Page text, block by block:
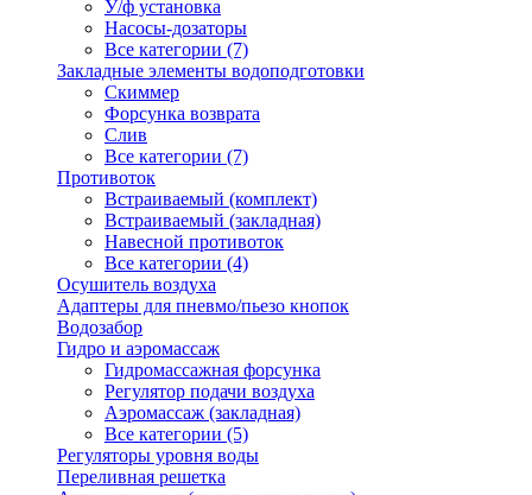
У/ф установка
Насосы-дозаторы
Все категории (7)
Закладные элементы водоподготовки
Скиммер
Форсунка возврата
Слив
Все категории (7)
Противоток
Встраиваемый (комплект)
Встраиваемый (закладная)
Навесной противоток
Все категории (4)
Осушитель воздуха
Адаптеры для пневмо/пьезо кнопок
Водозабор
Гидро и аэромассаж
Гидромассажная форсунка
Регулятор подачи воздуха
Аэромассаж (закладная)
Все категории (5)
Регуляторы уровня воды
Переливная решетка